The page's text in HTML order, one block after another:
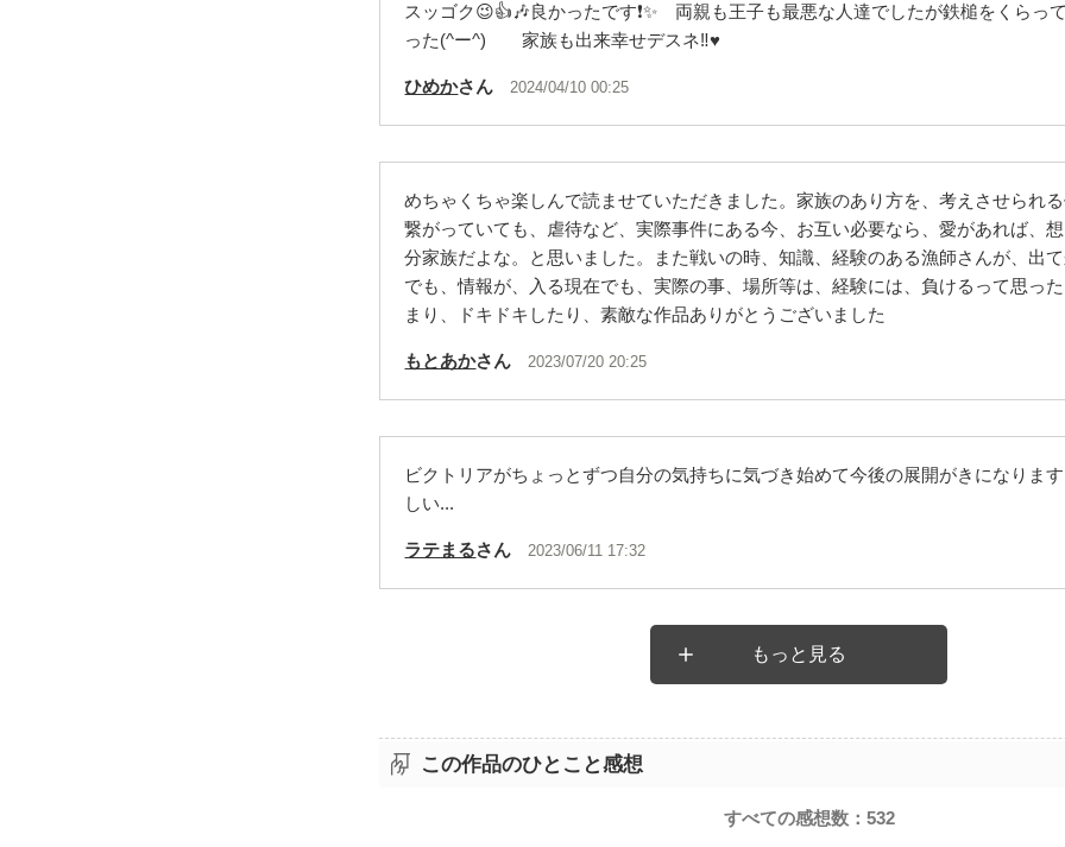
スッゴク😉👍️🎶良かったです❗✨ 両親も王子も最悪な人達でしたが鉄槌をくらっ
った(^ー^) 家族も出来幸せデスネ‼️♥️
ひめかさん 2024/04/10 00:25
めちゃくちゃ楽しんで読ませていただきました。家族のあり方を、考えさせられ
繋がっていても、虐待など、実際事件にある今、お互い必要なら、愛があれば、
分家族だよな。と思いました。また戦いの時、知識、経験のある漁師さんが、出
でも、情報が、入る現在でも、実際の事、場所等は、経験には、負けるって思っ
まり、ドキドキしたり、素敵な作品ありがとうございました
もとあかさん 2023/07/20 20:25
ビクトリアがちょっとずつ自分の気持ちに気づき始めて今後の展開がきになりま
しい...
ラテまるさん 2023/06/11 17:32
もっと見る
この作品のひとこと感想
すべての感想数：532